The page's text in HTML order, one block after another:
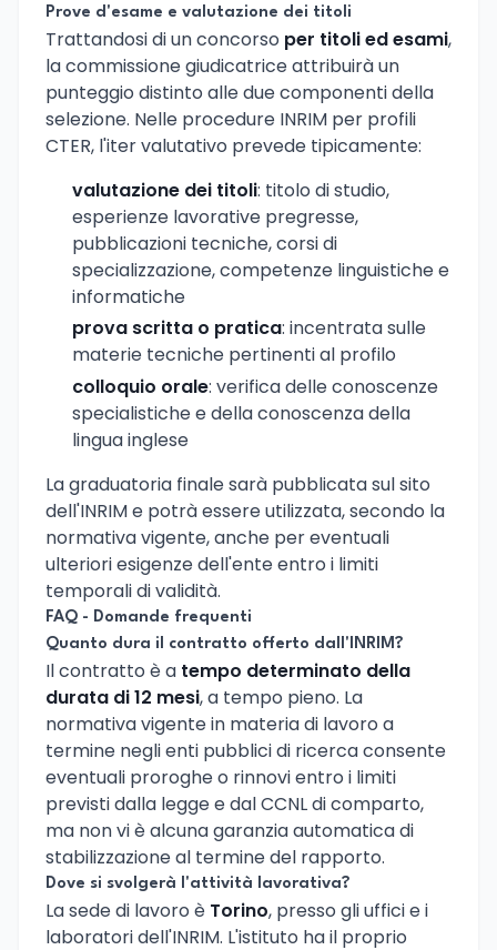
Prove d'esame e valutazione dei titoli
Trattandosi di un concorso per titoli ed esami,
la commissione giudicatrice attribuirà un
punteggio distinto alle due componenti della
selezione. Nelle procedure INRIM per profili
CTER, l'iter valutativo prevede tipicamente:
valutazione dei titoli: titolo di studio,
esperienze lavorative pregresse,
pubblicazioni tecniche, corsi di
specializzazione, competenze linguistiche e
informatiche
prova scritta o pratica: incentrata sulle
materie tecniche pertinenti al profilo
colloquio orale: verifica delle conoscenze
specialistiche e della conoscenza della
lingua inglese
La graduatoria finale sarà pubblicata sul sito
dell'INRIM e potrà essere utilizzata, secondo la
normativa vigente, anche per eventuali
ulteriori esigenze dell'ente entro i limiti
temporali di validità.
FAQ - Domande frequenti
Quanto dura il contratto offerto dall'INRIM?
Il contratto è a tempo determinato della
durata di 12 mesi, a tempo pieno. La
normativa vigente in materia di lavoro a
termine negli enti pubblici di ricerca consente
eventuali proroghe o rinnovi entro i limiti
previsti dalla legge e dal CCNL di comparto,
ma non vi è alcuna garanzia automatica di
stabilizzazione al termine del rapporto.
Dove si svolgerà l'attività lavorativa?
La sede di lavoro è Torino, presso gli uffici e i
laboratori dell'INRIM. L'istituto ha il proprio